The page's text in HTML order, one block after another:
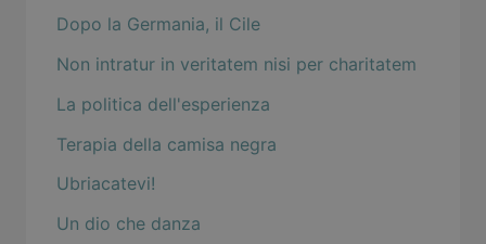
Dopo la Germania, il Cile
Non intratur in veritatem nisi per charitatem
La politica dell'esperienza
Terapia della camisa negra
Ubriacatevi!
Un dio che danza